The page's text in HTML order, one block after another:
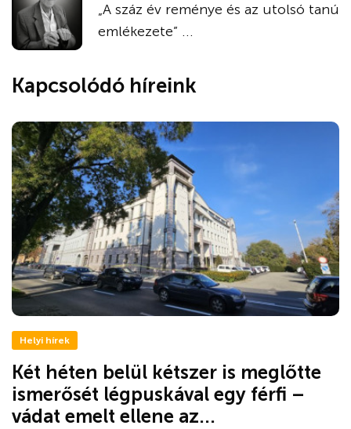
„A száz év reménye és az utolsó tanú
emlékezete” ...
Kapcsolódó híreink
Helyi hírek
Két héten belül kétszer is meglőtte
ismerősét légpuskával egy férfi –
vádat emelt ellene az...